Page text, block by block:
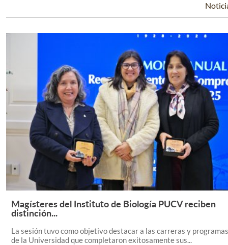
Leer Más +
Magísteres del Instituto de Biología PUCV reciben
distinción...
La sesión tuvo como objetivo destacar a las carreras y programas
de la Universidad que completaron exitosamente sus...